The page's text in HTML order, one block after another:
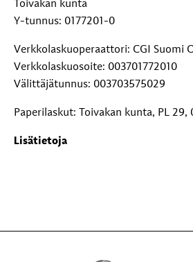
Toivakan kunta
Y-tunnus: 0177201-0
Verkkolaskuoperaattori: CGI Suomi
Verkkolaskuosoite: 003701772010
Välittäjätunnus: 003703575029
Paperilaskut: Toivakan kunta, PL 29,
Lisätietoja